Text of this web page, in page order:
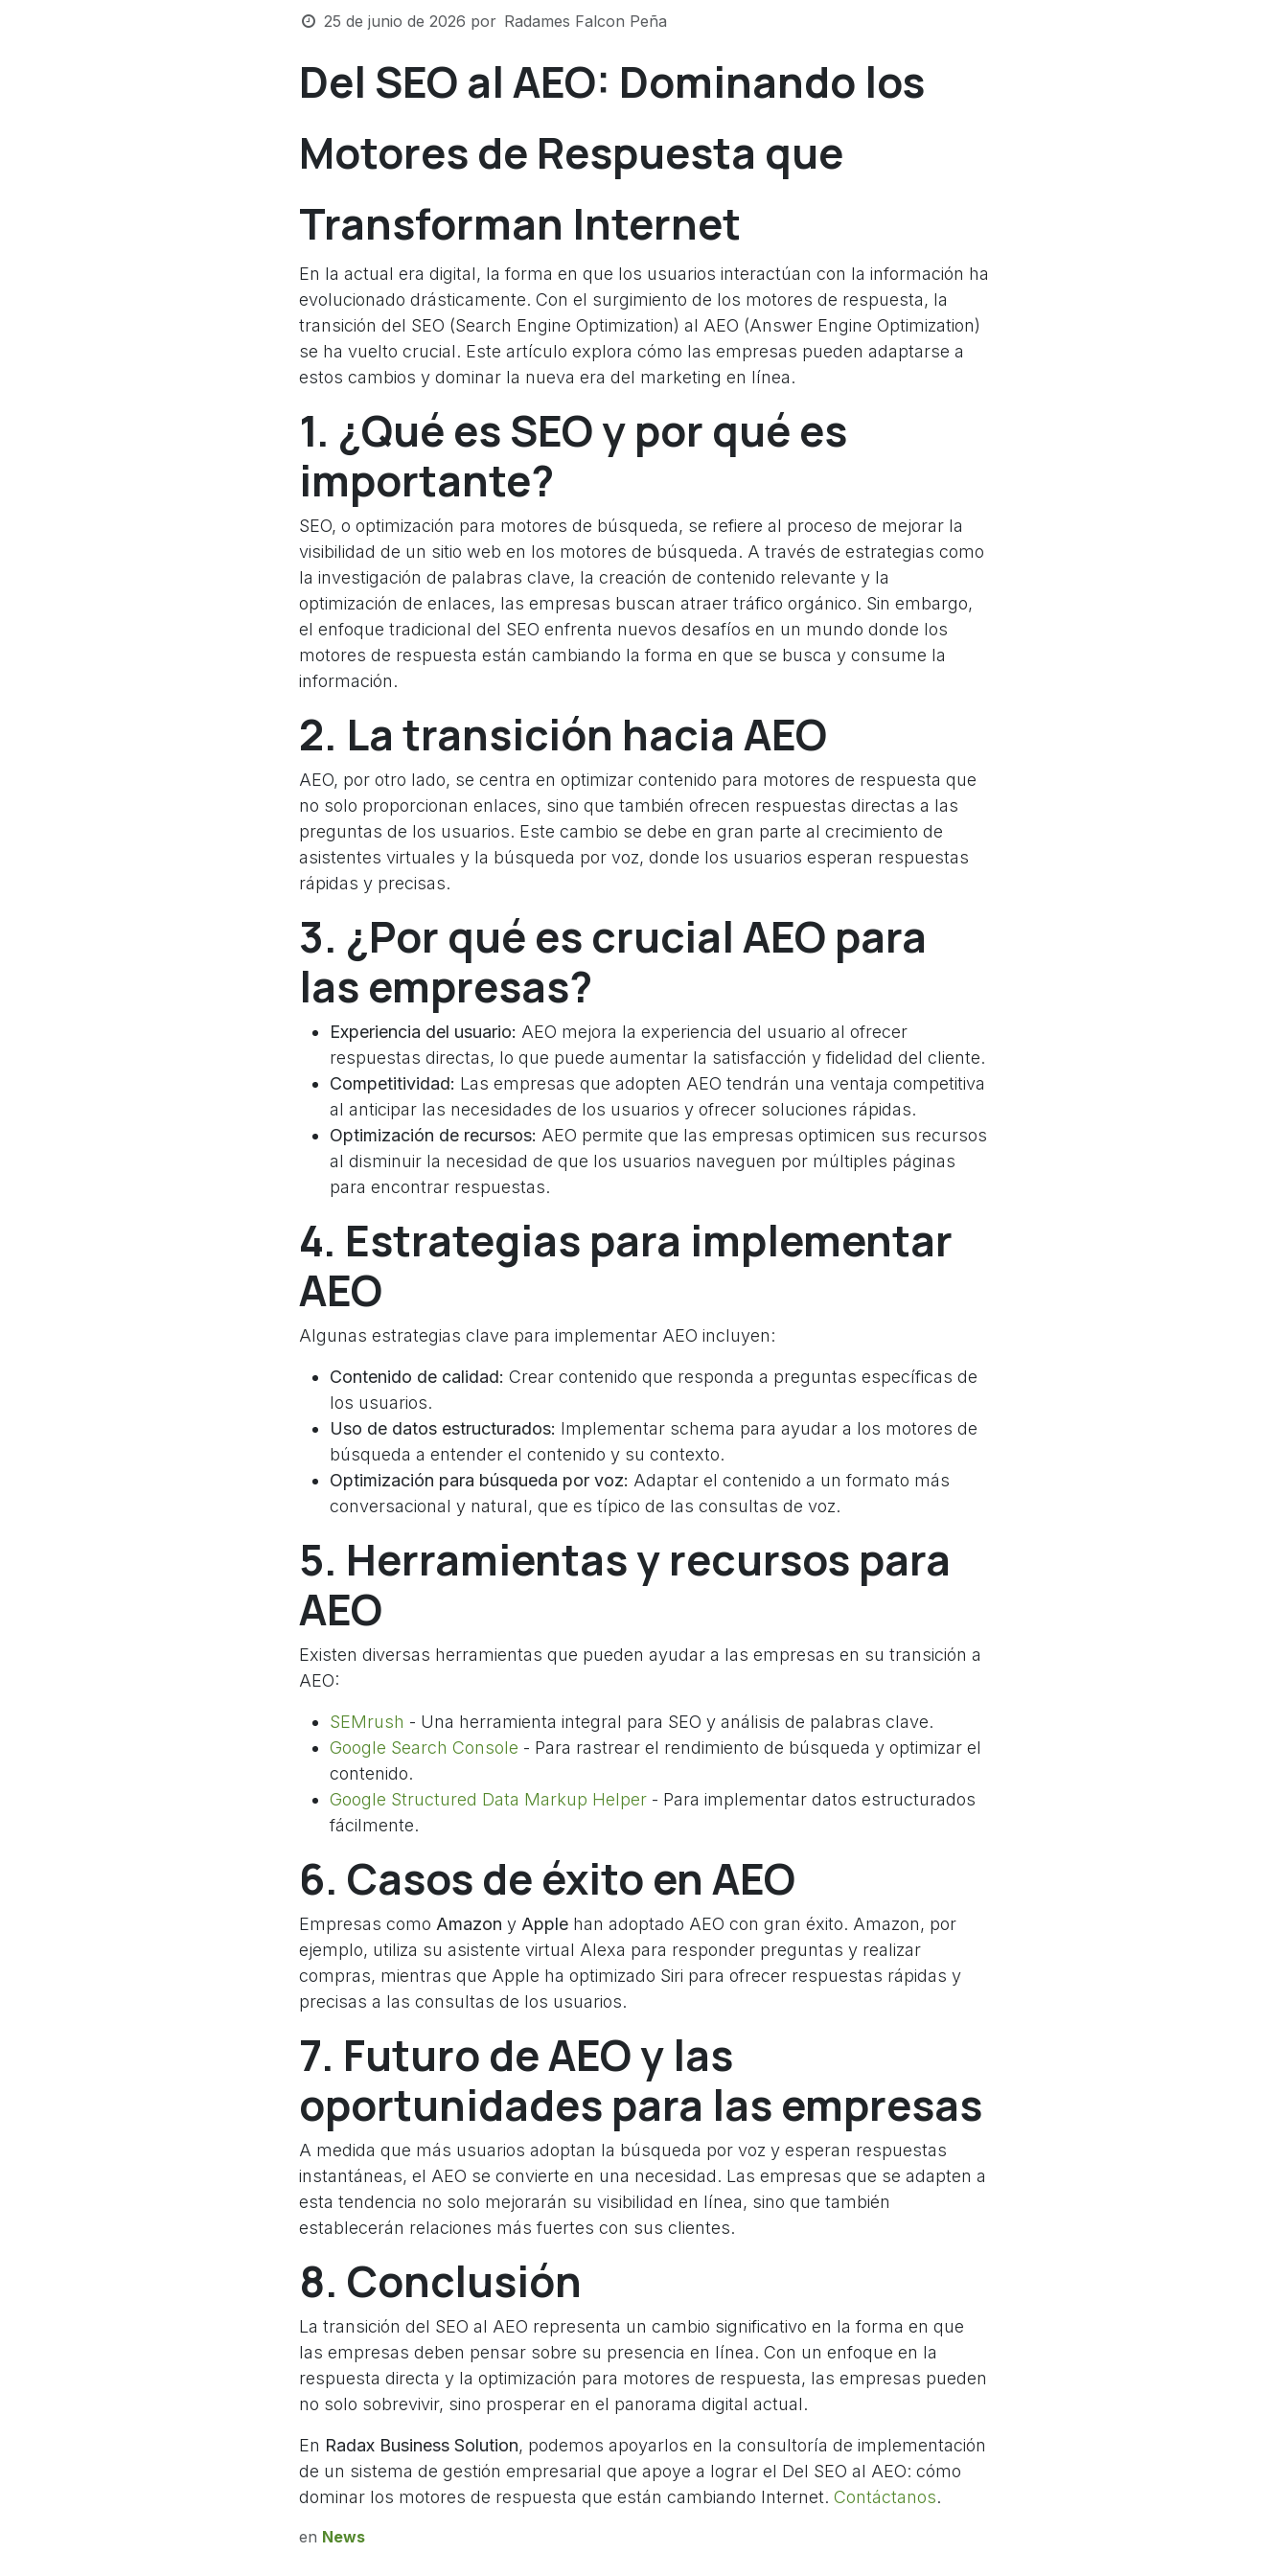
25 de junio de 2026 por Radames Falcon Peña
Del SEO al AEO: Dominando los
Motores de Respuesta que
Transforman Internet
En la actual era digital, la forma en que los usuarios interactúan con la información ha
evolucionado drásticamente. Con el surgimiento de los motores de respuesta, la
transición del SEO (Search Engine Optimization) al AEO (Answer Engine Optimization)
se ha vuelto crucial. Este artículo explora cómo las empresas pueden adaptarse a
estos cambios y dominar la nueva era del marketing en línea.
1. ¿Qué es SEO y por qué es
importante?
SEO, o optimización para motores de búsqueda, se refiere al proceso de mejorar la
visibilidad de un sitio web en los motores de búsqueda. A través de estrategias como
la investigación de palabras clave, la creación de contenido relevante y la
optimización de enlaces, las empresas buscan atraer tráfico orgánico. Sin embargo,
el enfoque tradicional del SEO enfrenta nuevos desafíos en un mundo donde los
motores de respuesta están cambiando la forma en que se busca y consume la
información.
2. La transición hacia AEO
AEO, por otro lado, se centra en optimizar contenido para motores de respuesta que
no solo proporcionan enlaces, sino que también ofrecen respuestas directas a las
preguntas de los usuarios. Este cambio se debe en gran parte al crecimiento de
asistentes virtuales y la búsqueda por voz, donde los usuarios esperan respuestas
rápidas y precisas.
3. ¿Por qué es crucial AEO para
las empresas?
Experiencia del usuario: AEO mejora la experiencia del usuario al ofrecer
respuestas directas, lo que puede aumentar la satisfacción y fidelidad del cliente.
Competitividad: Las empresas que adopten AEO tendrán una ventaja competitiva
al anticipar las necesidades de los usuarios y ofrecer soluciones rápidas.
Optimización de recursos: AEO permite que las empresas optimicen sus recursos
al disminuir la necesidad de que los usuarios naveguen por múltiples páginas
para encontrar respuestas.
4. Estrategias para implementar
AEO
Algunas estrategias clave para implementar AEO incluyen:
Contenido de calidad: Crear contenido que responda a preguntas específicas de
los usuarios.
Uso de datos estructurados: Implementar schema para ayudar a los motores de
búsqueda a entender el contenido y su contexto.
Optimización para búsqueda por voz: Adaptar el contenido a un formato más
conversacional y natural, que es típico de las consultas de voz.
5. Herramientas y recursos para
AEO
Existen diversas herramientas que pueden ayudar a las empresas en su transición a
AEO:
SEMrush - Una herramienta integral para SEO y análisis de palabras clave.
Google Search Console - Para rastrear el rendimiento de búsqueda y optimizar el
contenido.
Google Structured Data Markup Helper - Para implementar datos estructurados
fácilmente.
6. Casos de éxito en AEO
Empresas como Amazon y Apple han adoptado AEO con gran éxito. Amazon, por
ejemplo, utiliza su asistente virtual Alexa para responder preguntas y realizar
compras, mientras que Apple ha optimizado Siri para ofrecer respuestas rápidas y
precisas a las consultas de los usuarios.
7. Futuro de AEO y las
oportunidades para las empresas
A medida que más usuarios adoptan la búsqueda por voz y esperan respuestas
instantáneas, el AEO se convierte en una necesidad. Las empresas que se adapten a
esta tendencia no solo mejorarán su visibilidad en línea, sino que también
establecerán relaciones más fuertes con sus clientes.
8. Conclusión
La transición del SEO al AEO representa un cambio significativo en la forma en que
las empresas deben pensar sobre su presencia en línea. Con un enfoque en la
respuesta directa y la optimización para motores de respuesta, las empresas pueden
no solo sobrevivir, sino prosperar en el panorama digital actual.
En Radax Business Solution, podemos apoyarlos en la consultoría de implementación
de un sistema de gestión empresarial que apoye a lograr el Del SEO al AEO: cómo
dominar los motores de respuesta que están cambiando Internet. Contáctanos.
en News